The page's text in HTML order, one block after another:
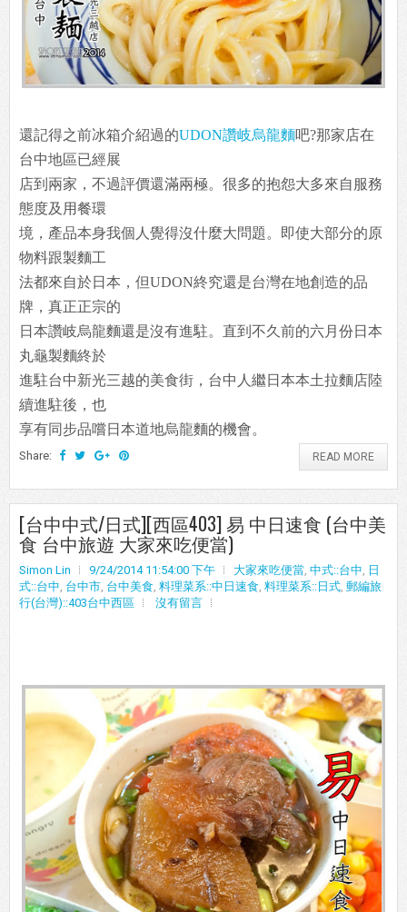
還記得之前冰箱介紹過的UDON讚岐烏龍麵吧?那家店在
台中地區已經展
店到兩家，不過評價還滿兩極。很多的抱怨大多來自服務
態度及用餐環
境，產品本身我個人覺得沒什麼大問題。即使大部分的原
物料跟製麵工
法都來自於日本，但UDON終究還是台灣在地創造的品
牌，真正正宗的
日本讚岐烏龍麵還是沒有進駐。直到不久前的六月份日本
丸龜製麵終於
進駐台中新光三越的美食街，台中人繼日本本土拉麵店陸
續進駐後，也
享有同步品嚐日本道地烏龍麵的機會。
Share: READ MORE
[台中中式/日式][西區403] 易 中日速食 (台中美
食 台中旅遊 大家來吃便當)
Simon Lin 9/24/2014 11:54:00 下午 大家來吃便當 中式::台中
日
式::台中 台中市 台中美食 料理菜系::中日速食 料理菜系::日式 郵編旅
行(台灣)::403台中西區
沒有留言